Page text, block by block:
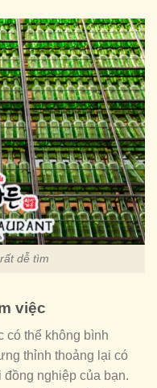
dễ tìm
việc
có thể không bình
thỉnh thoảng lại có
nghiệp của bạn.